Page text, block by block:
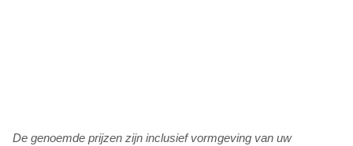
De genoemde prijzen zijn inclusief vormgeving van uw